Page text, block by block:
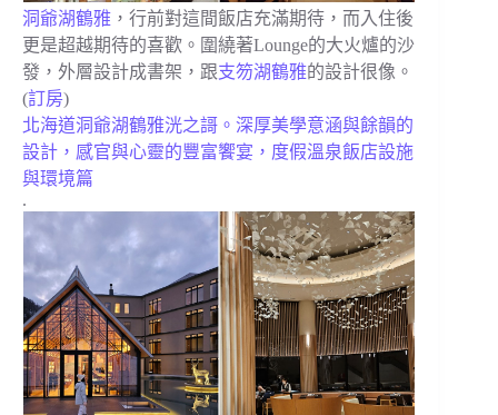
洞爺湖鶴雅 ，行前對這間飯店充滿期待，而入住後
更是超越期待的喜歡。圍繞著Lounge的大火爐的沙
發，外層設計成書架，跟支笏湖鶴雅的設計很像。
(訂房)
北海道洞爺湖鶴雅洸之謌。深厚美學意涵與餘韻的
設計，感官與心靈的豐富饗宴，度假溫泉飯店設施
與環境篇
.